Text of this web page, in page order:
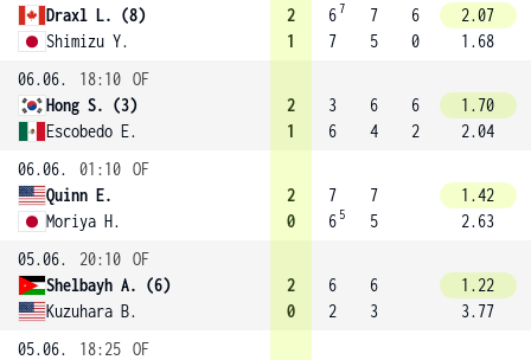
Draxl L. (8)
Shimizu Y.
2
1
67
7
7
5
6
0
2.07
1.68
06.06.
18:10 OF
Hong S. (3)
Escobedo E.
2
1
3
6
6
4
6
2
1.70
2.04
06.06.
01:10 OF
Quinn E.
Moriya H.
2
0
7
6 5
7
5
1.42
2.63
05.06.
20:10 OF
Shelbayh A. (6)
Kuzuhara B.
2
0
6
2
6
3
1.22
3.77
05.06.
18:25 OF